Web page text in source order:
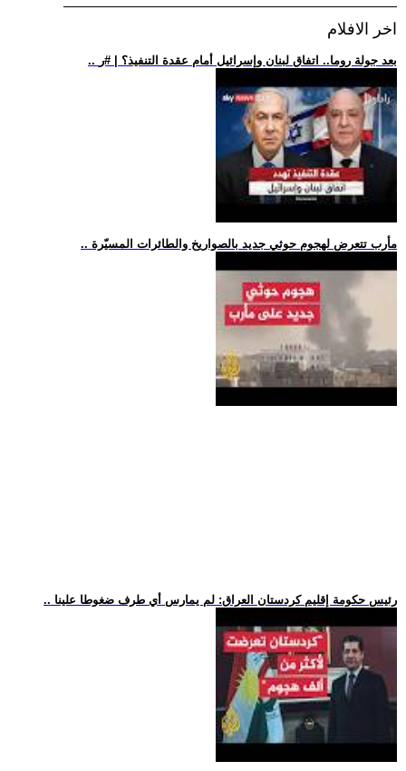
اخر الافلام
.. بعد جولة روما.. اتفاق لبنان وإسرائيل أمام عقدة التنفيذ؟ | #ر
.. مأرب تتعرض لهجوم حوثي جديد بالصواريخ والطائرات المسيّرة
.. رئيس حكومة إقليم كردستان العراق: لم يمارس أي طرف ضغوطا علينا